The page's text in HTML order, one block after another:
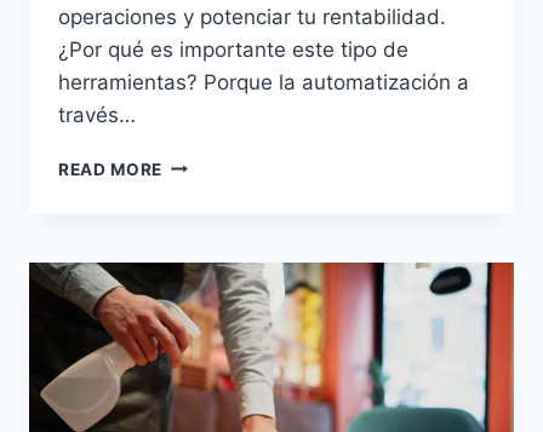
operaciones y potenciar tu rentabilidad.
¿Por qué es importante este tipo de
herramientas? Porque la automatización a
través…
READ MORE ¿POR
AUTOMATIZAR
TU
BAR
Y/O
RESTAURANTE?